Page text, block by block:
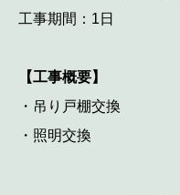
工事期間：1日
【工事概要】
・吊り戸棚交換
・照明交換